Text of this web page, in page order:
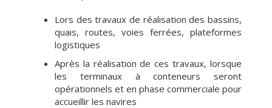
Lors des travaux de réalisation des bassins,
quais, routes, voies ferrées, plateformes
logistiques
Après la réalisation de ces travaux, lorsque
les terminaux à conteneurs seront
opérationnels et en phase commerciale pour
accueillir les navires